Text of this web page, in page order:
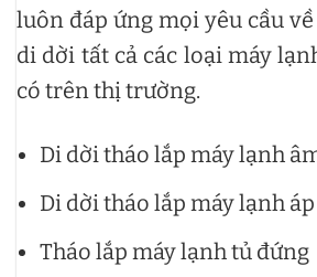
luôn đáp ứng mọi yêu cầu
di dời tất cả các loại máy
có trên thị trường.
Di dời tháo lắp máy lạnh
Di dời tháo lắp máy lạnh
Tháo lắp máy lạnh tủ đứng